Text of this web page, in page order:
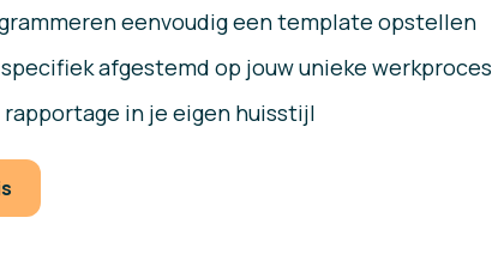
eenvoudig een template opstellen
afgestemd op jouw unieke werkproces
in je eigen huisstijl